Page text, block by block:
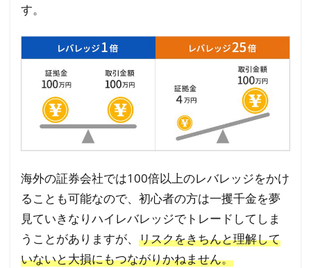
す。
海外の証券会社では100倍以上のレバレッジをかけ
ることも可能なので、初心者の方は一攫千金を夢
見ていきなりハイレバレッジでトレードしてしま
うことがありますが、 リスクをきちんと理解して
いないと大損にもつながりかねません。